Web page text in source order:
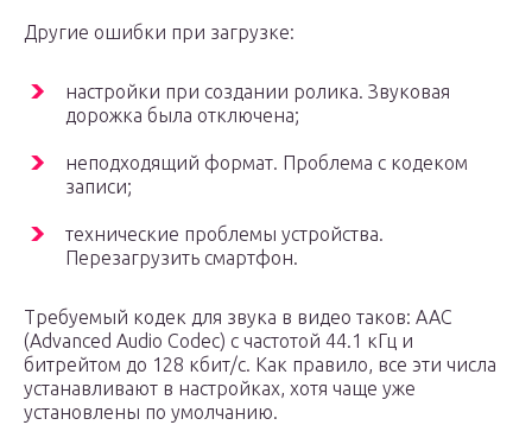
Другие ошибки при загрузке:
настройки при создании ролика. Звуковая
дорожка была отключена;
неподходящий формат. Проблема с кодеком
записи;
технические проблемы устройства.
Перезагрузить смартфон.
Требуемый кодек для звука в видео таков: AAC
(Advanced Audio Codec) с частотой 44.1 кГц и
битрейтом до 128 кбит/с. Как правило, все эти числа
устанавливают в настройках, хотя чаще уже
установлены по умолчанию.